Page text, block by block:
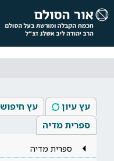
עץ עיון עץ חיפוש
ספרית מדיה
ספרית מדיה